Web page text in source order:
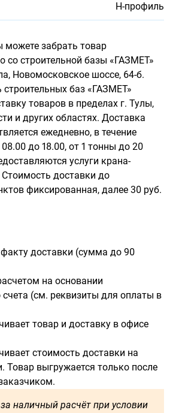
H-профиль
можете забрать товар
со строительной базы «ГАЗМЕТ»
Новомосковское шоссе, 64-б.
строительных баз «ГАЗМЕТ»
товаров в пределах г. Тулы,
и других областях. Доставка
ежедневно, в течение
до 18.00, от 1 тонны до 20
услуги крана-
доставки до
фиксированная, далее 30 руб.
доставки (сумма до 90
на основании
счета (см. реквизиты для оплаты в
товар и доставку в офисе
стоимость доставки на
Товар выгружается только после
наличный расчёт при условии